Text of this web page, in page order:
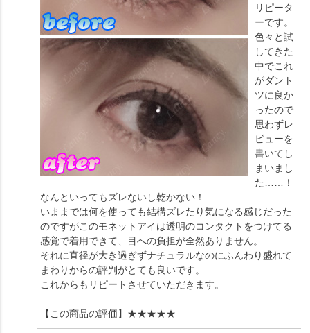
リピータ
ーです。
色々と試
してきた
中でこれ
がダント
ツに良か
ったので
思わずレ
ビューを
書いてし
まいまし
た……！
なんといってもズレないし乾かない！
いままでは何を使っても結構ズレたり気になる感じだった
のですがこのモネットアイは透明のコンタクトをつけてる
感覚で着用できて、目への負担が全然ありません。
それに直径が大き過ぎずナチュラルなのにふんわり盛れて
まわりからの評判がとても良いです。
これからもリピートさせていただきます。
【この商品の評価】 ★★★★★